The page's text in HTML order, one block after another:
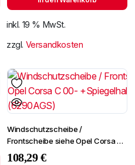
inkl. 19 % MwSt.
zzgl. Versandkosten
Windschutzscheibe /
Frontscheibe siehe Opel Corsa C
00- +Spiegelhalter (6290AGS)
108,29€